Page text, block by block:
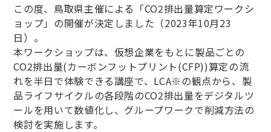
この度、鳥取県主催による「CO2排出量算定ワークシ
ョップ」の開催が決定しました（2023年10月23
日）。
本ワークショップは、仮想企業をもとに製品ごとの
CO2排出量(カーボンフットプリント(CFP))算定の流
れを半日で体験できる講座で、LCA※の観点から、製
品ライフサイクルの各段階のCO2排出量をデジタルツ
ールを用いて数値化し、グループワークで削減方法の
検討を実施します。